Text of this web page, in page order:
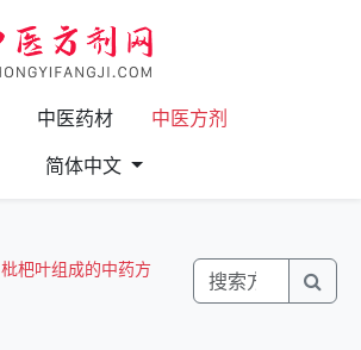
中医药材
中医方剂
简体中文
枇杷叶组成的中药方